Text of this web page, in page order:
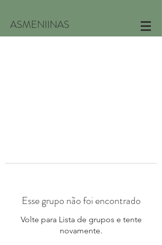
ASMENIINAS
Esse grupo não foi encontrado
Volte para Lista de grupos e tente
novamente.